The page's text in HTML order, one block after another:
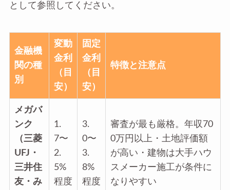
として参照してください。
金融機
関の種
別
変動
金利
（目
安）
固定
金利
（目
安）
特徴と注意点
メガバ
ンク
（三菱
UFJ・
三井住
友・み
1.
7〜
2.
5%
程度
3.
0〜
3.
8%
程度
審査が最も厳格。年収70
0万円以上・土地評価額
が高い・建物は大手ハウ
スメーカー施工が条件に
なりやすい